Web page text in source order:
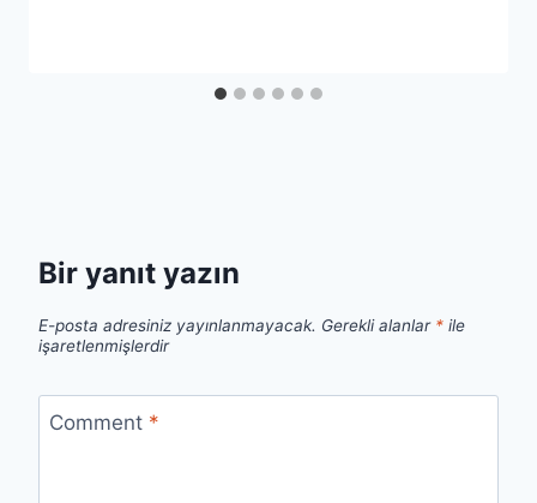
Bir yanıt yazın
E-posta adresiniz yayınlanmayacak. Gerekli alanlar * ile
işaretlenmişlerdir
Comment *